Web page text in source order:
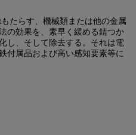
たらす、機械類または他の金属
の効果を、素早く緩める錆つか
し、そして除去する。それは電
付属品および高い感知要素等に